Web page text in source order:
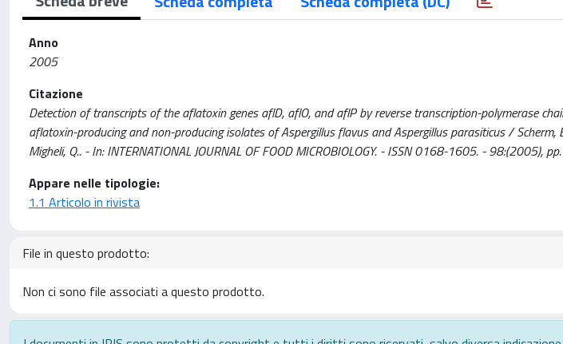
Anno
2005
Citazione
Detection of transcripts of the aflatoxin genes aflD, aflO, and aflP by reverse transcription-polymerase
aflatoxin-producing and non-producing isolates of Aspergillus flavus and Aspergillus parasiticus / Scherm,
Migheli, Q.. - In: INTERNATIONAL JOURNAL OF FOOD MICROBIOLOGY. - ISSN 0168-1605. - 98:(2005),
Appare nelle tipologie:
1.1 Articolo in rivista
File in questo prodotto:
Non ci sono file associati a questo prodotto.